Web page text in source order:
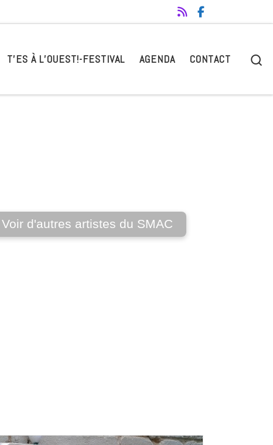
T’ES À L’OUEST!-FESTIVAL AGENDA CONTACT
Voir d'autres artistes du SMAC